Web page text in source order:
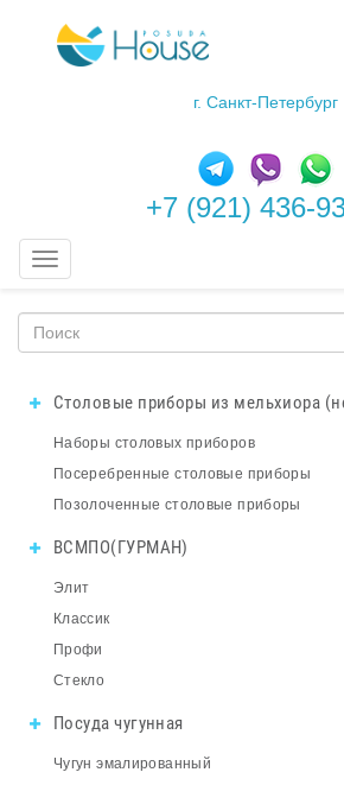
г. Санкт-Петербург
+7 (921) 436-
Меню
Столовые приборы из мельхиора
Наборы столовых приборов
Посеребренные столовые приборы
Позолоченные столовые приборы
ВСМПО(ГУРМАН)
Элит
Классик
Профи
Стекло
Посуда чугунная
Чугун эмалированный